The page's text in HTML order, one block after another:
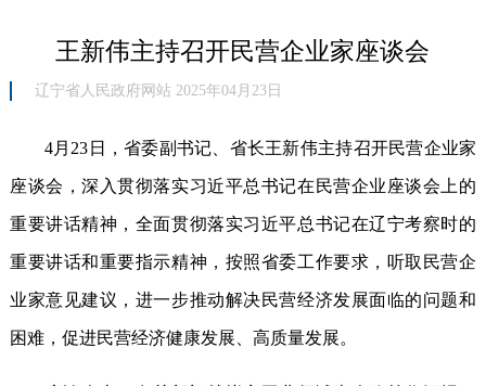
王新伟主持召开民营企业家座谈会
辽宁省人民政府网站 2025年04月23日
4月23日，省委副书记、省长王新伟主持召开民营企业家
座谈会，深入贯彻落实习近平总书记在民营企业座谈会上的
重要讲话精神，全面贯彻落实习近平总书记在辽宁考察时的
重要讲话和重要指示精神，按照省委工作要求，听取民营企
业家意见建议，进一步推动解决民营经济发展面临的问题和
困难，促进民营经济健康发展、高质量发展。